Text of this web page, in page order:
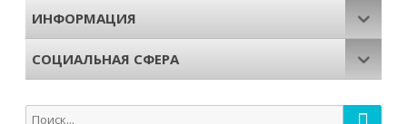
ИНФОРМАЦИЯ
СОЦИАЛЬНАЯ СФЕРА
Поиск
Поиск